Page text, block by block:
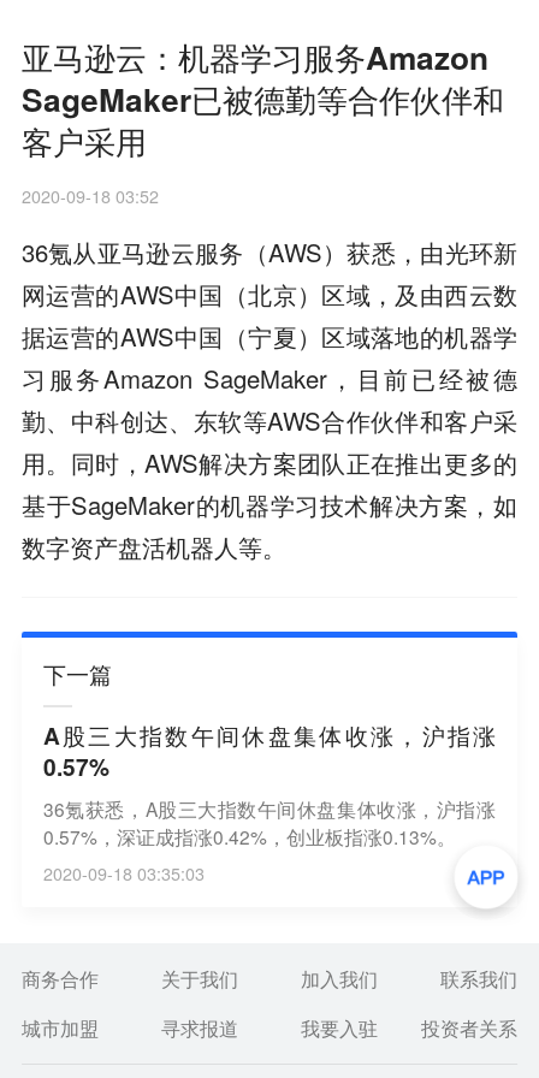
亚马逊云：机器学习服务Amazon
SageMaker已被德勤等合作伙伴和
客户采用
2020-09-18 03:52
36氪从亚马逊云服务（AWS）获悉，由光环新
网运营的AWS中国（北京）区域，及由西云数
据运营的AWS中国（宁夏）区域落地的机器学
习服务Amazon SageMaker，目前已经被德
勤、中科创达、东软等AWS合作伙伴和客户采
用。同时，AWS解决方案团队正在推出更多的
基于SageMaker的机器学习技术解决方案，如
数字资产盘活机器人等。
下一篇
A股三大指数午间休盘集体收涨，沪指涨
0.57%
36氪获悉，A股三大指数午间休盘集体收涨，沪指涨
0.57%，深证成指涨0.42%，创业板指涨0.13%。
2020-09-18 03:35:03
商务合作 关于我们 加入我们
联系我们
城市加盟
寻求报道 我要入驻 投资者关系